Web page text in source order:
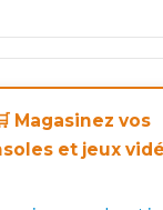
Magasinez vos
et jeux